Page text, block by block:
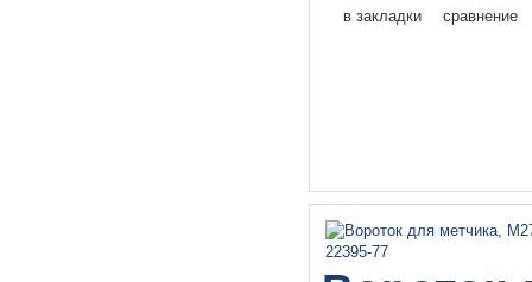
в закладки сравнение